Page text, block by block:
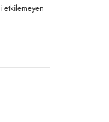
etkilemeyen